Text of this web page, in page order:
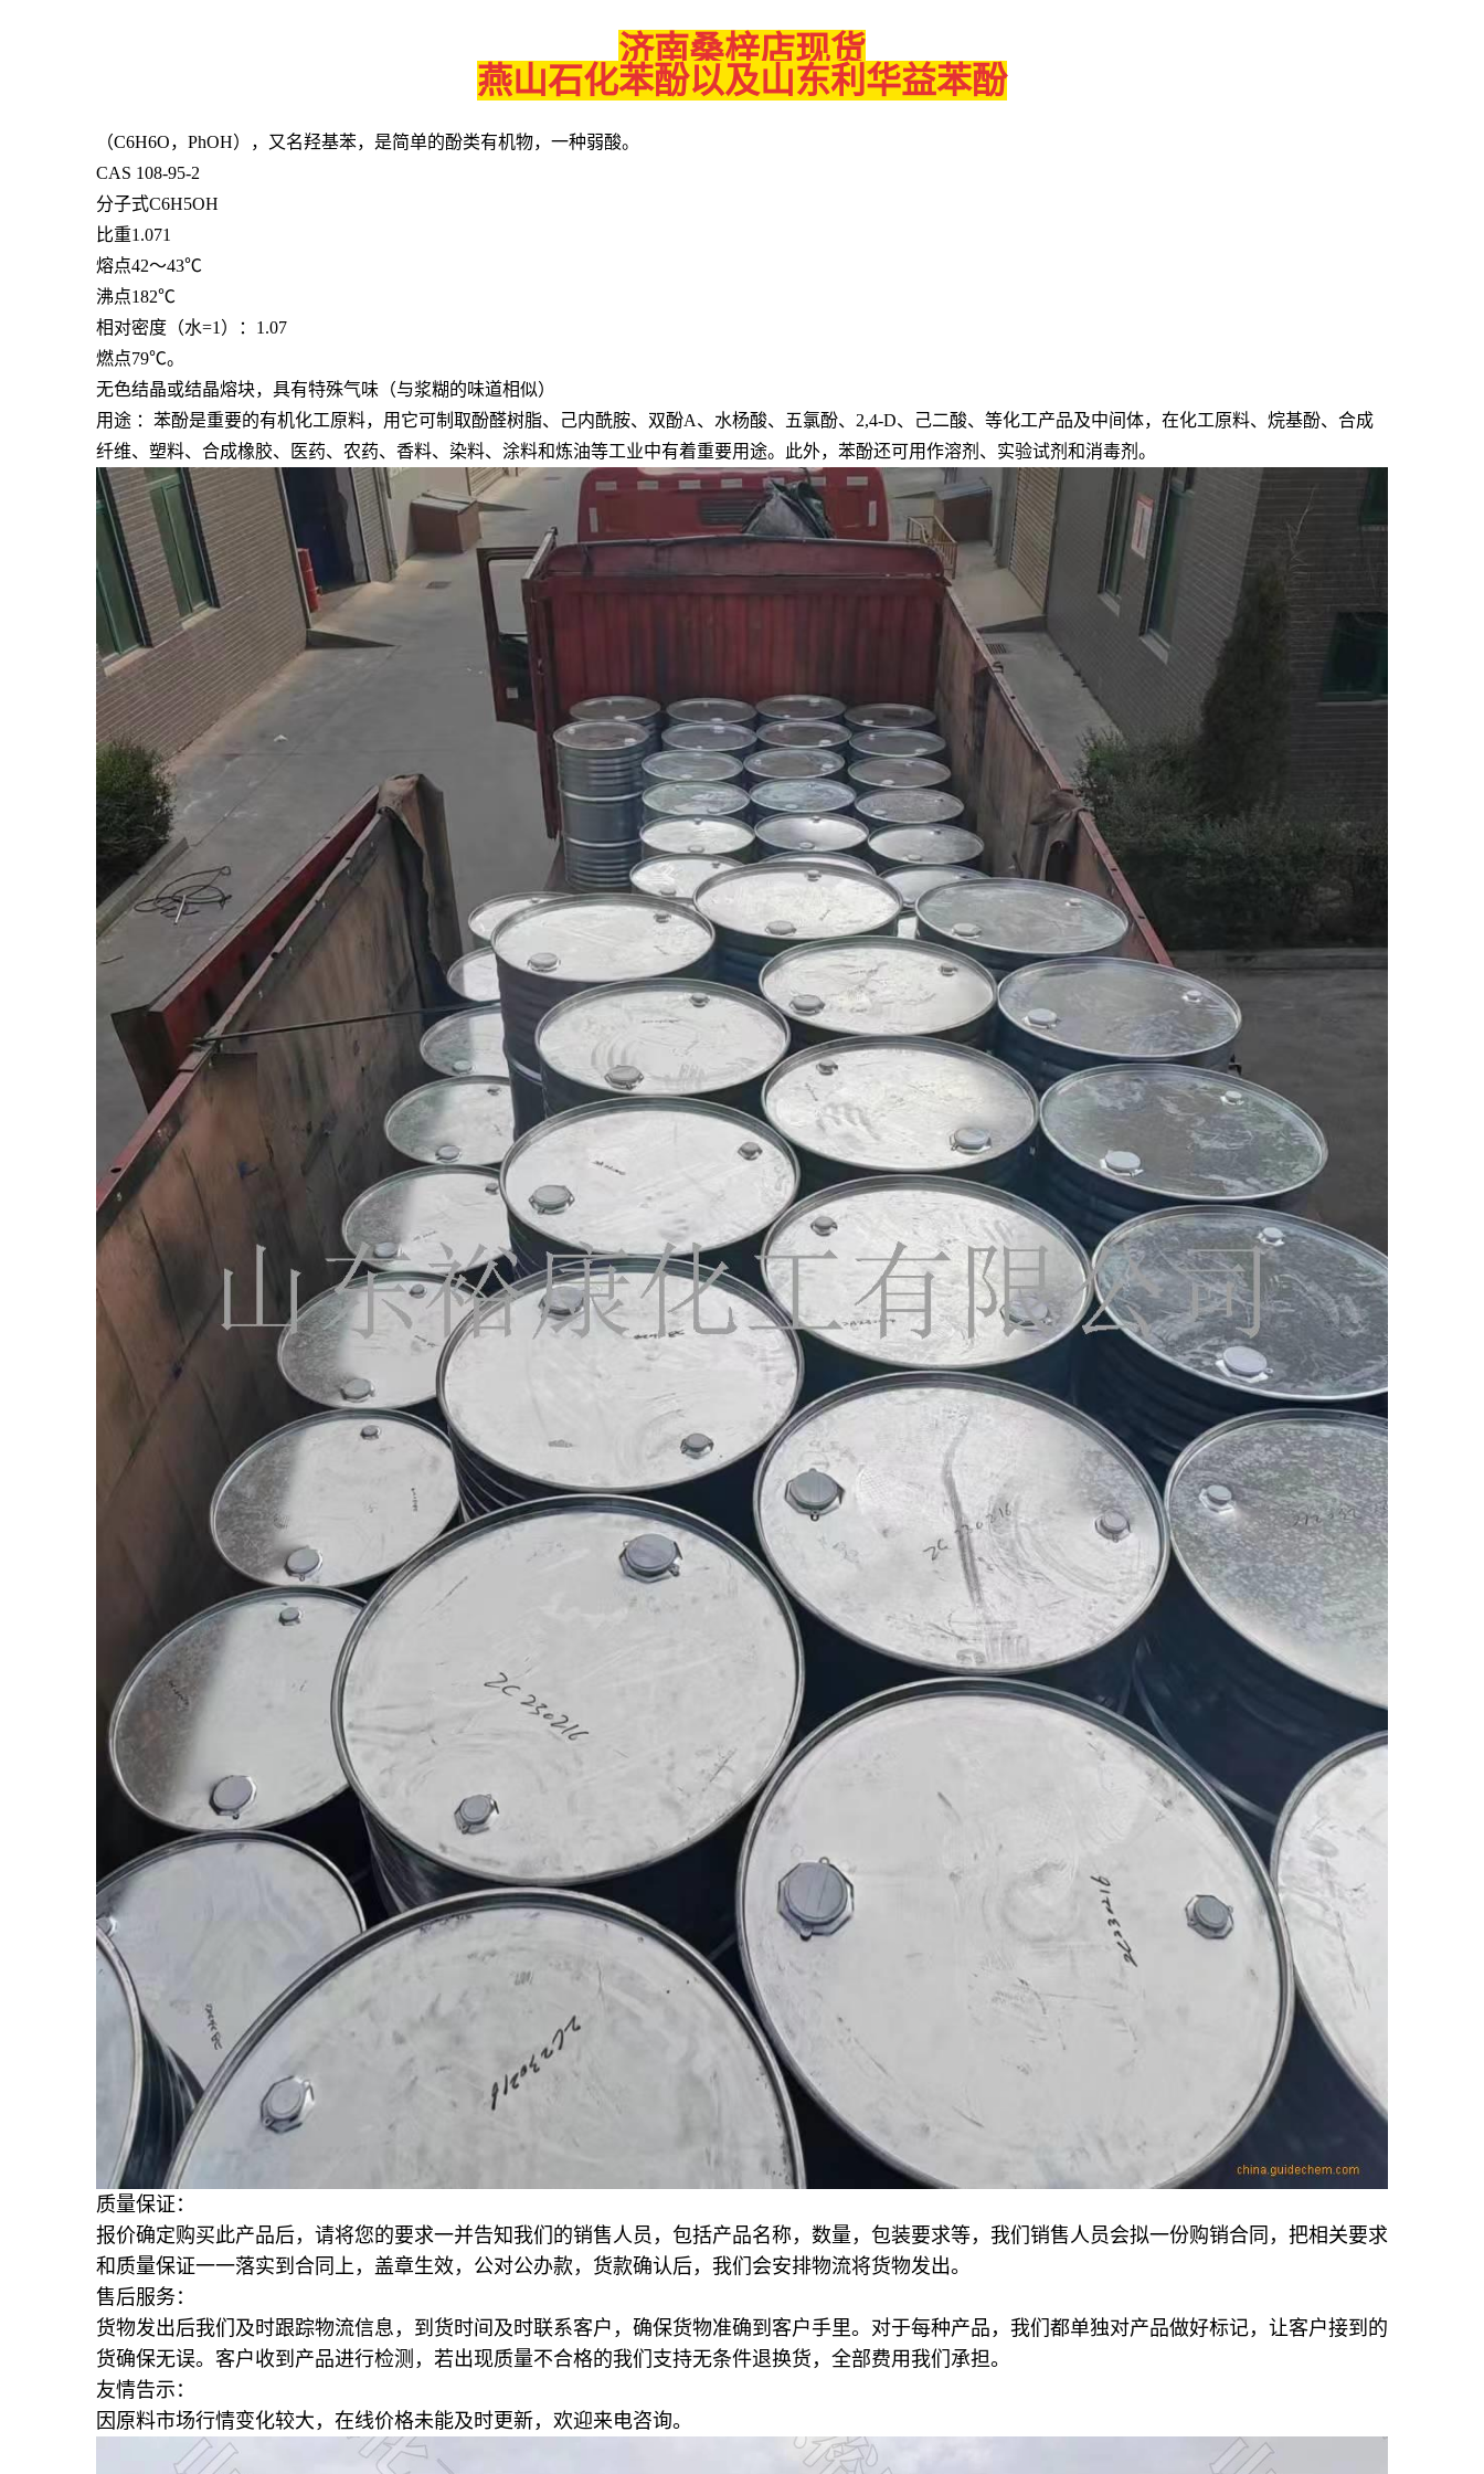
济南桑梓店现货
燕山石化苯酚以及山东利华益苯酚
（C6H6O，PhOH），又名羟基苯，是简单的酚类有机物，一种弱酸。
CAS 108-95-2
分子式C6H5OH
比重1.071
熔点42～43℃
沸点182℃
相对密度（水=1）：1.07
燃点79℃。
无色结晶或结晶熔块，具有特殊气味（与浆糊的味道相似）
用途 ：苯酚是重要的有机化工原料，用它可制取酚醛树脂、己内酰胺、双酚A、水杨酸、五氯酚、2,4-D、己二酸、等化工产品及中间体，在化工原料、烷基酚、合成
纤维、塑料、合成橡胶、医药、农药、香料、染料、涂料和炼油等工业中有着重要用途。此外，苯酚还可用作溶剂、实验试剂和消毒剂。
质量保证：
报价确定购买此产品后，请将您的要求一并告知我们的销售人员，包括产品名称，数量，包装要求等，我们销售人员会拟一份购销合同，把相关要求
和质量保证一一落实到合同上，盖章生效，公对公办款，货款确认后，我们会安排物流将货物发出。
售后服务：
货物发出后我们及时跟踪物流信息，到货时间及时联系客户，确保货物准确到客户手里。对于每种产品，我们都单独对产品做好标记，让客户接到的
货确保无误。客户收到产品进行检测，若出现质量不合格的我们支持无条件退换货，全部费用我们承担。
友情告示：
因原料市场行情变化较大，在线价格未能及时更新，欢迎来电咨询。